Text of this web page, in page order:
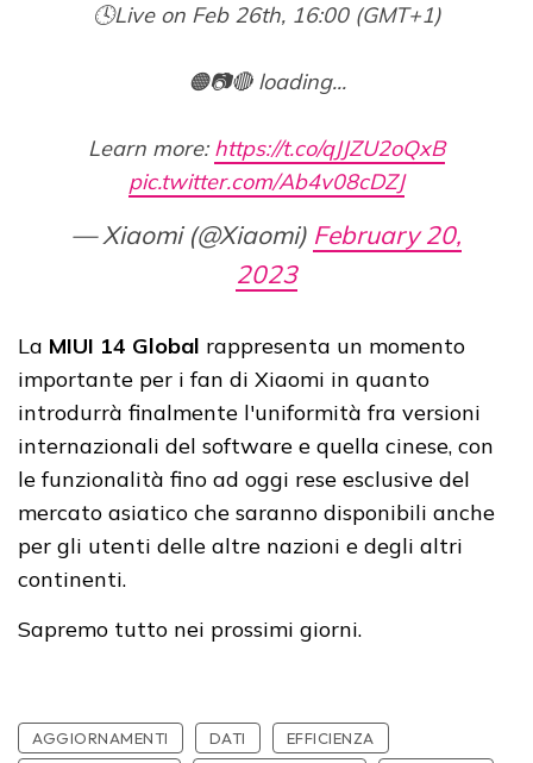
🕓Live on Feb 26th, 16:00 (GMT+1)
🟠📷🔴 loading...
Learn more: https://t.co/qJJZU2oQxB
pic.twitter.com/Ab4v08cDZJ
— Xiaomi (@Xiaomi) February 20,
2023
La MIUI 14 Global rappresenta un momento
importante per i fan di Xiaomi in quanto
introdurrà finalmente l'uniformità fra versioni
internazionali del software e quella cinese, con
le funzionalità fino ad oggi rese esclusive del
mercato asiatico che saranno disponibili anche
per gli utenti delle altre nazioni e degli altri
continenti.
Sapremo tutto nei prossimi giorni.
AGGIORNAMENTI DATI
EFFICIENZA